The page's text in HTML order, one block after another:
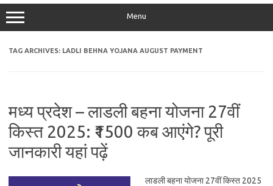
Menu
TAG ARCHIVES: LADLI BEHNA YOJANA AUGUST PAYMENT
मध्य प्रदेश – लाडली बहना योजना 27वीं
किस्त 2025: ₹1500 कब आएंगे? पूरी
जानकारी यहां पढ़ें
लाडली बहना योजना 27वीं किस्त 2025